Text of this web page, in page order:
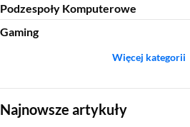
Podzespoły Komputerowe
Gaming
Więcej kategorii
Najnowsze artykuły